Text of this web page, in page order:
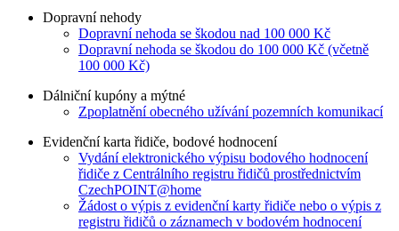
Dopravní nehody
Dopravní nehoda se škodou nad 100 000 Kč
Dopravní nehoda se škodou do 100 000 Kč (včetně
100 000 Kč)
Dálniční kupóny a mýtné
Zpoplatnění obecného užívání pozemních komunikací
Evidenční karta řidiče, bodové hodnocení
Vydání elektronického výpisu bodového hodnocení
řidiče z Centrálního registru řidičů prostřednictvím
CzechPOINT@home
Žádost o výpis z evidenční karty řidiče nebo o výpis z
registru řidičů o záznamech v bodovém hodnocení